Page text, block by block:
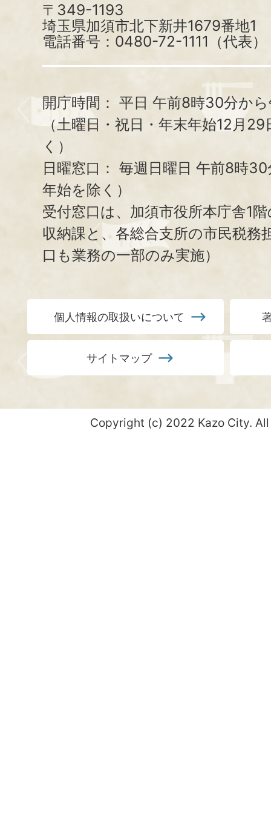
〒349-1193
埼玉県加須市北下新井1679番地1
電話番号：0480-72-1111（代表）
開庁時間： 平日 午前8時30分か
（土曜日・祝日・年末年始12月
く）
日曜窓口： 毎週日曜日 午前8時
年始を除く）
受付窓口は、加須市役所本庁舎1
収納課と、 各総合支所の市民税務
口も業務の一部のみ実施）
個人情報の取扱いについて
サイトマップ
Copyright (c) 2022 Kazo City.